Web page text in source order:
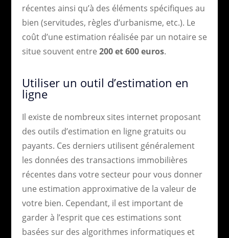
récentes ainsi qu’à des éléments spécifiques au
bien (servitudes, règles d’urbanisme, etc.). Le
coût d’une estimation réalisée par un notaire se
situe souvent entre 200 et 600 euros.
Utiliser un outil d’estimation en
ligne
Il existe de nombreux sites internet proposant
des outils d’estimation en ligne gratuits ou
payants. Ces derniers utilisent généralement
les données des transactions immobilières
récentes dans votre secteur pour vous donner
une estimation approximative de la valeur de
votre bien. Cependant, il est important de
garder à l’esprit que ces estimations sont
basées sur des algorithmes informatiques et